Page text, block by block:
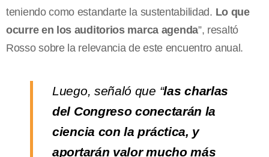
teniendo como estandarte la sustentabilidad. Lo que
ocurre en los auditorios marca agenda”, resaltó
Rosso sobre la relevancia de este encuentro anual.
Luego, señaló que “las charlas
del Congreso conectarán la
ciencia con la práctica, y
aportarán valor mucho más